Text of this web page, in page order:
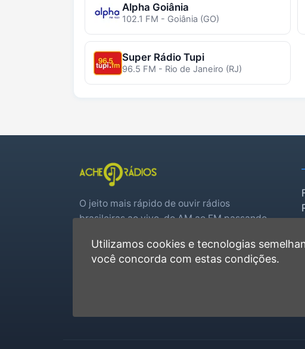
Alpha Goiânia
102.1 FM - Goiânia (GO)
Super Rádio Tupi
96.5 FM - Rio de Janeiro (RJ)
O jeito mais rápido de ouvir rádios
brasileiras ao vivo, do AM ao FM passando
real.Utilizamos cookies e tecnologias
você concorda com estas condições.